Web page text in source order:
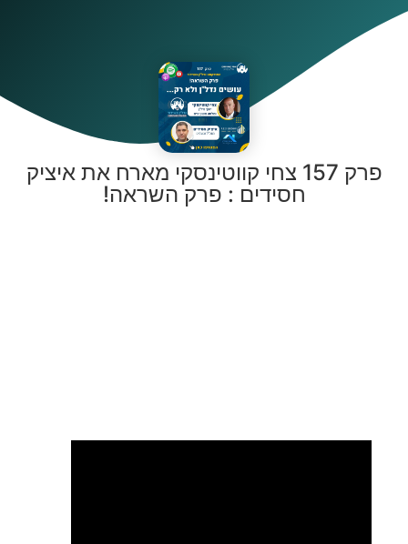
פרק 157 צחי קווטינסקי מארח את איציק
חסידים : פרק השראה!